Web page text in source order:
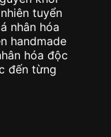
tuyển
nhân hóa
handmade
hóa độc
đến từng